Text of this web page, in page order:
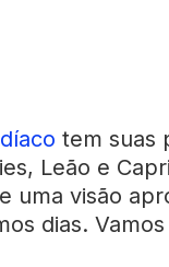
tem suas
Leão e
uma visão
dias.